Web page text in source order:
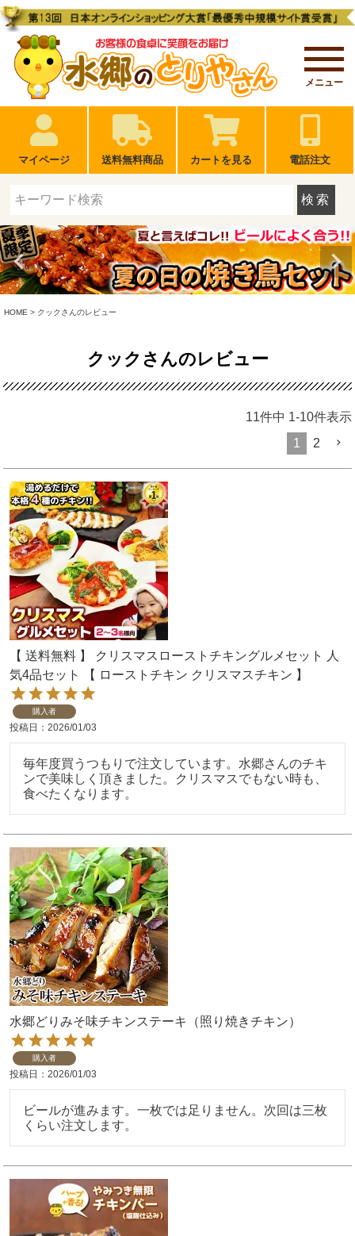
メニュー
マイページ 送料無料商品 カートを見る 電話注文
検索
HOME クックさんのレビュー
クックさんのレビュー
11件中 1-10件表示
1
2
【 送料無料 】 クリスマスローストチキングルメセット 人
気4品セット 【 ローストチキン クリスマスチキン 】
購入者
投稿日 2026/01/03
毎年度買うつもりで注文しています。水郷さんのチキ
ンで美味しく頂きました。クリスマスでもない時も、
食べたくなります。
水郷どりみそ味チキンステーキ（照り焼きチキン）
購入者
投稿日 2026/01/03
ビールが進みます。一枚では足りません。次回は三枚
くらい注文します。